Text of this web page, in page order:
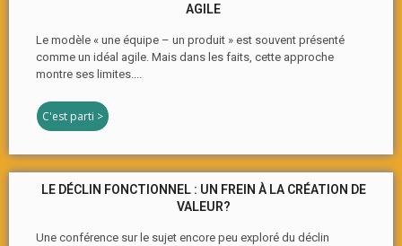
AGILE
Le modèle « une équipe – un produit » est souvent présenté
comme un idéal agile. Mais dans les faits, cette approche
montre ses limites....
C'est parti >
LE DÉCLIN FONCTIONNEL : UN FREIN À LA CRÉATION DE
VALEUR?
Une conférence sur le sujet encore peu exploré du déclin